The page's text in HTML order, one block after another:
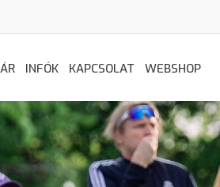
INFÓK KAPCSOLAT WEBSHOP